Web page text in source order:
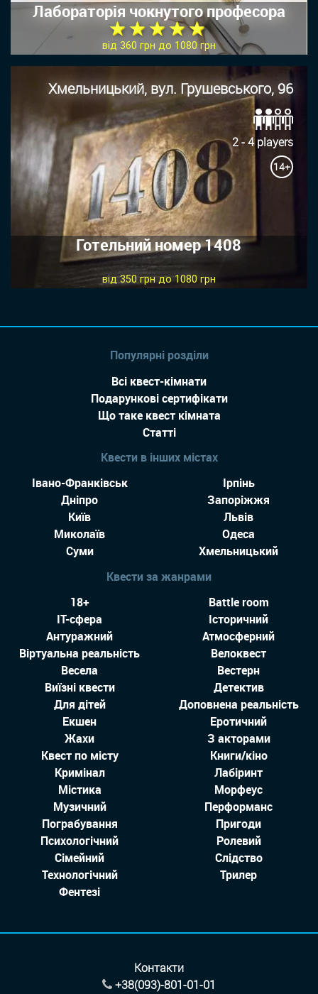
Лабораторія чокнутого професора
★ ★ ★ ★ ★
від 360 грн до 1080 грн
Хмельницький, вул. Грушевського, 96
2 - 4 players
14+
Готельний номер 1408
від 350 грн до 1080 грн
Популярні розділи
Всі квест-кімнати
Подарункові сертифікати
Що таке квест кімната
Статті
Квести в інших містах
Івано-Франківськ
Ірпінь
Дніпро
Запоріжжя
Київ
Львів
Миколаїв
Одеса
Суми
Хмельницький
Квести за жанрами
18+
Battle room
IT-сфера
Історичний
Антуражний
Атмосферний
Віртуальна реальність
Велоквест
Весела
Вестерн
Виїзні квести
Детектив
Для дітей
Доповнена реальність
Екшен
Еротичний
Жахи
З акторами
Квест по місту
Книги/кіно
Кримінал
Лабіринт
Містика
Морфеус
Музичний
Перформанс
Пограбування
Пригоди
Психологічний
Ролевий
Сімейний
Слідство
Технологiчний
Трилер
Фентезі
Контакти
+38(093)-801-01-01